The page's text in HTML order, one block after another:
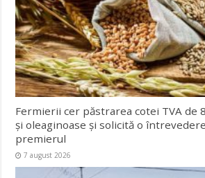
Fermierii cer păstrarea cotei TVA de
și oleaginoase și solicită o
premierul
7 august 2026